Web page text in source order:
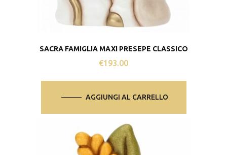
SACRA FAMIGLIA MAXI PRESEPE CLASSICO
€193.00
AGGIUNGI AL CARRELLO